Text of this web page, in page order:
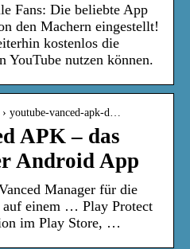
Fans: Die beliebte App
den Machern eingestellt!
kostenlos die
YouTube nutzen können.
youtube-vanced-apk-d…
APK – das
Android App
Manager für die
auf einem … Play Protect
im Play Store, …